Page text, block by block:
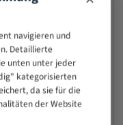
4/5
navigieren und
Detaillierte
unten unter jeder
kategorisierten
da sie für die
der Website